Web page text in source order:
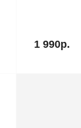
1 990р.